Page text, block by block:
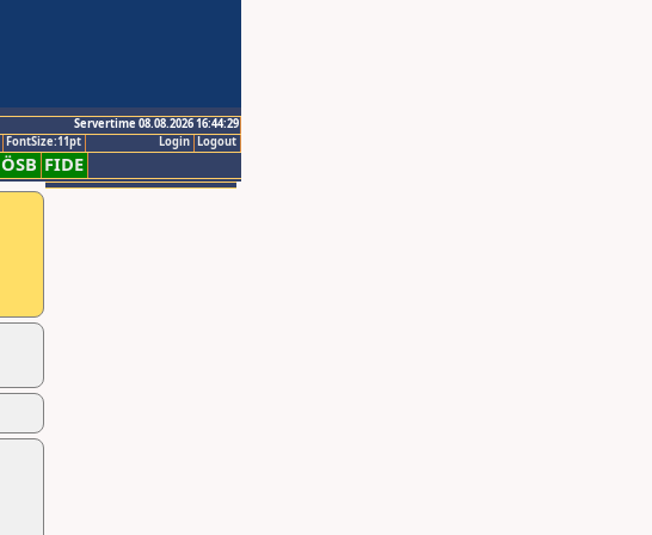
Servertime 08.08.2026 16:44:29
Logout
Login
FontSize:11pt
ÖSB FIDE